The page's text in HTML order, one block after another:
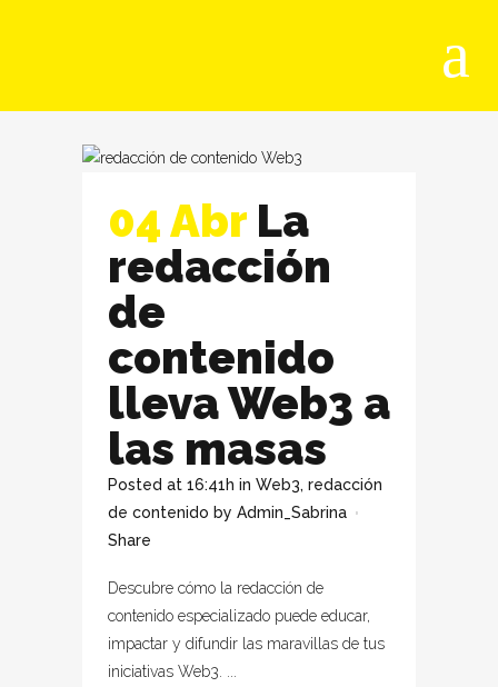
04 Abr La
redacción
de
contenido
lleva Web3 a
las masas
Posted at 16:41h in Web3, redacción
de contenido by Admin_Sabrina
Share
Descubre cómo la redacción de
contenido especializado puede educar,
impactar y difundir las maravillas de tus
iniciativas Web3. ...